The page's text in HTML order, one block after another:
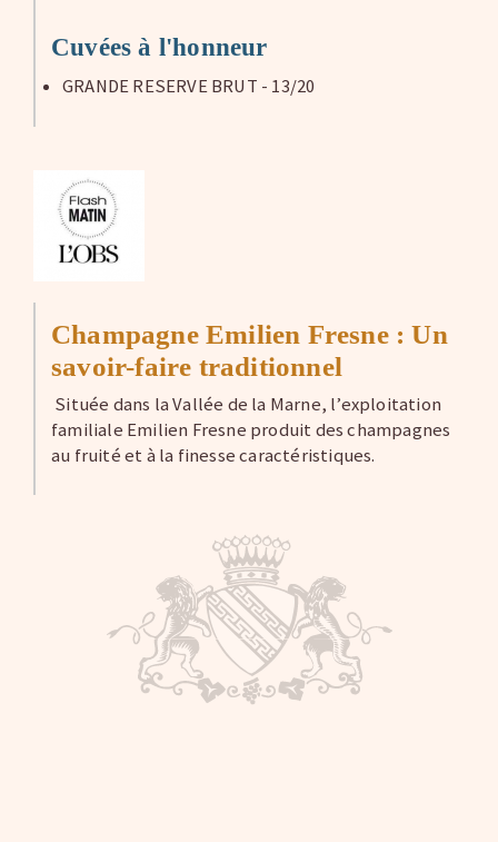
Cuvées à l'honneur
GRANDE RESERVE BRUT - 13/20
Champagne Emilien Fresne : Un
savoir-faire traditionnel
Située dans la Vallée de la Marne, l’exploitation
familiale Emilien Fresne produit des champagnes
au fruité et à la finesse caractéristiques.